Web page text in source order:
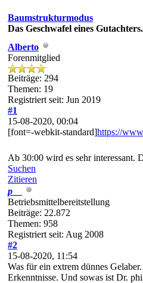
Baumstrukturmodus
Das Geschwafel eines
Alberto
Forenmitglied
Beiträge: 294
Themen: 19
Registriert seit: Jun 2019
#1
15-08-2020, 00:04
[font=-webkit-standard]https://
Ab 30:00 wird es sehr interessant.
Suchen
Zitieren
p__
Betriebsmittelbereitstellung
Beiträge: 22.872
Themen: 958
Registriert seit: Aug 2008
#2
15-08-2020, 11:54
Was für ein extrem dünnes
Erkenntnisse. Und sowas ist Dr.